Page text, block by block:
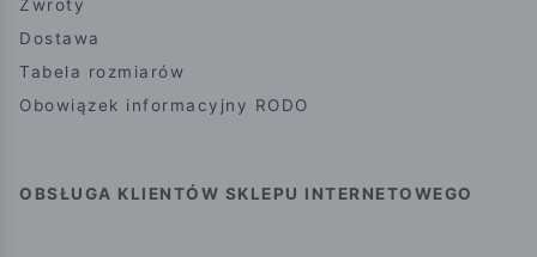
Zwroty
Dostawa
Tabela rozmiarów
Obowiązek informacyjny RODO
OBSŁUGA KLIENTÓW SKLEPU INTERNETOWEGO